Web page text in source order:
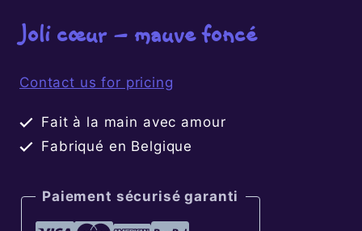
Joli cœur – mauve foncé
Contact us for pricing
Fait à la main avec amour
Fabriqué en Belgique
Paiement sécurisé garanti